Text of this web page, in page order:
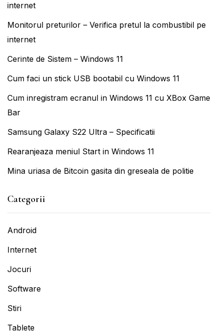
internet
Monitorul preturilor – Verifica pretul la combustibil pe
internet
Cerinte de Sistem – Windows 11
Cum faci un stick USB bootabil cu Windows 11
Cum inregistram ecranul in Windows 11 cu XBox Game
Bar
Samsung Galaxy S22 Ultra – Specificatii
Rearanjeaza meniul Start in Windows 11
Mina uriasa de Bitcoin gasita din greseala de politie
Categorii
Android
Internet
Jocuri
Software
Stiri
Tablete